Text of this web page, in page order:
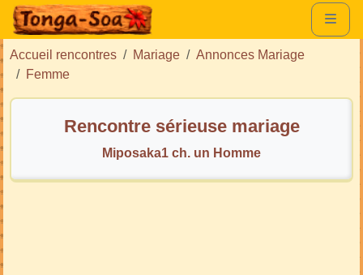
Accueil rencontres Mariage
Annonces Mariage
Femme
Rencontre sérieuse mariage
Miposaka1 ch. un Homme